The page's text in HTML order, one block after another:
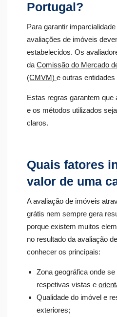
Portugal?
Para garantir
avaliações de imóveis
estabelecidos. Os
da Comissão do Mercado
(CMVM) e outras entidades
Estas regras garantem que
e os métodos utilizados
claros.
Quais fatores
valor de uma
A avaliação de imóveis
grátis nem sempre gera
porque existem muitos
no resultado da avaliação
conhecer os principais:
Zona geográfica onde
respetivas vistas e
Qualidade do imóvel e
exteriores;